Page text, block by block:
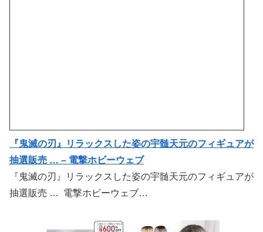
『鬼滅の刃』リラックスした姿の宇髄天元のフィギュアが
抽選販売 … – 電撃ホビーウェブ
『鬼滅の刃』リラックスした姿の宇髄天元のフィギュアが
抽選販売 … 電撃ホビーウェブ…